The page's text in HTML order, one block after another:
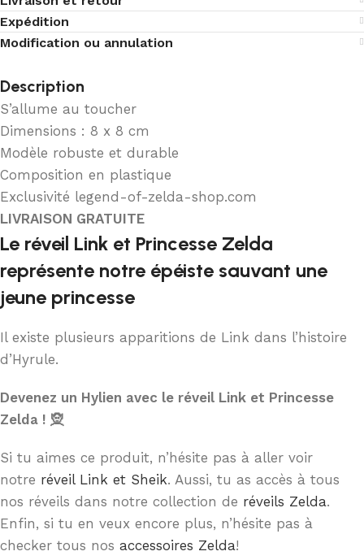
Expédition
Modification ou annulation
Description
S’allume au toucher
Dimensions : 8 x 8 cm
Modèle robuste et durable
Composition en plastique
Exclusivité legend-of-zelda-shop.com
LIVRAISON GRATUITE
Le réveil Link et Princesse Zelda
représente notre épéiste sauvant une
jeune princesse
Il existe plusieurs apparitions de Link dans l’histoire
d’Hyrule.
Devenez un Hylien avec le réveil Link et Princesse
Zelda ! 🧝
Si tu aimes ce produit, n’hésite pas à aller voir
notre réveil Link et Sheik. Aussi, tu as accès à tous
nos réveils dans notre collection de réveils Zelda.
Enfin, si tu en veux encore plus, n’hésite pas à
checker tous nos accessoires Zelda!